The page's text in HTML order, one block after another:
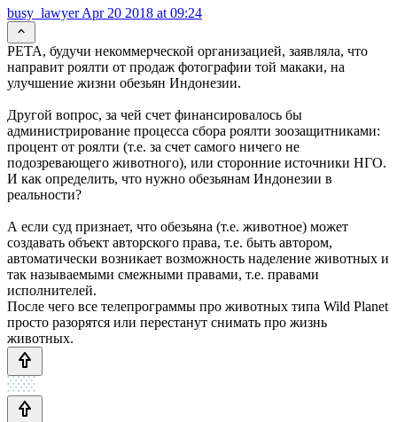
busy_lawyerApr 20 2018 at 09:24
PETA, будучи некоммерческой организацией, заявляла, что
направит роялти от продаж фотографии той макаки, на
улучшение жизни обезьян Индонезии.
Другой вопрос, за чей счет финансировалось бы
администрирование процесса сбора роялти зоозащитниками:
процент от роялти (т.е. за счет самого ничего не
подозревающего животного), или сторонние источники НГО.
И как определить, что нужно обезьянам Индонезии в
реальности?
А если суд признает, что обезьяна (т.е. животное) может
создавать объект авторского права, т.е. быть автором,
автоматически возникает возможность наделение животных и
так называемыми смежными правами, т.е. правами
исполнителей.
После чего все телепрограммы про животных типа Wild Planet
просто разорятся или перестанут снимать про жизнь
животных.